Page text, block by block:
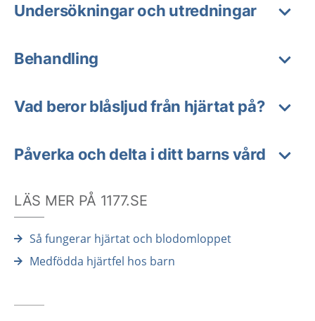
Undersökningar och utredningar
Behandling
Vad beror blåsljud från hjärtat på?
Påverka och delta i ditt barns vård
LÄS MER PÅ 1177.SE
Så fungerar hjärtat och blodomloppet
Medfödda hjärtfel hos barn